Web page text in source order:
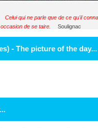
Celui qui ne parle que de ce qu'il
de se taire.
Soulignac
- The picture of the day...